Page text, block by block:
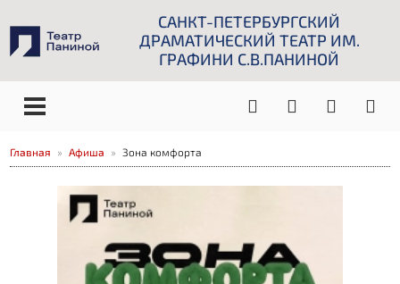
САНКТ-ПЕТЕРБУРГСКИЙ
ДРАМАТИЧЕСКИЙ ТЕАТР ИМ.
ГРАФИНИ С.В.ПАНИНОЙ
Главная Афиша Зона комфорта